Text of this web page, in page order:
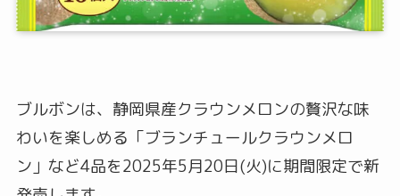
ブルボンは、静岡県産クラウンメロンの贅沢な味
わいを楽しめる「ブランチュールクラウンメロ
ン」など4品を2025年5月20日(火)に期間限定で新